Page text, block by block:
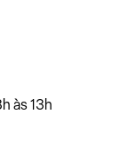
às 13h